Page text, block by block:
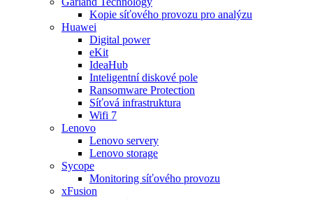
Kopie síťového provozu pro analýzu
Huawei
Digital power
eKit
IdeaHub
Inteligentní diskové pole
Ransomware Protection
Síťová infrastruktura
Wifi 7
Lenovo
Lenovo servery
Lenovo storage
Sycope
Monitoring síťového provozu
xFusion